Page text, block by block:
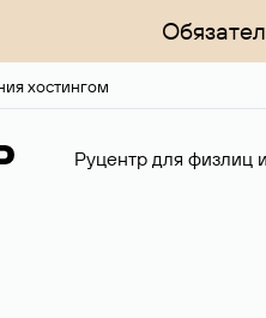
хостингом
Руцентр для физлиц